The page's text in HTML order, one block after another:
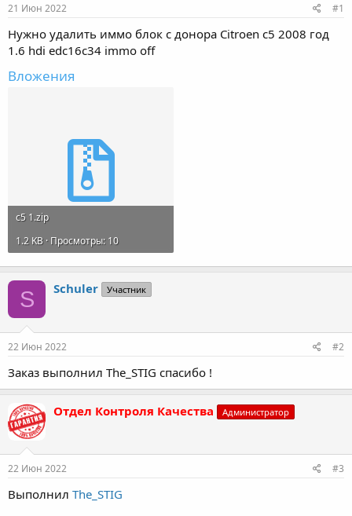
21 Июн 2022 #1
Нужно удалить иммо блок с донора Citroen c5 2008 год
1.6 hdi edc16c34 immo off
Вложения
с5 1.zip
1.2 KB · Просмотры: 10
S Schuler Участник
22 Июн 2022 #2
Заказ выполнил The_STIG спасибо !
Отдел Контроля Качества Администратор
22 Июн 2022 #3
Выполнил The_STIG